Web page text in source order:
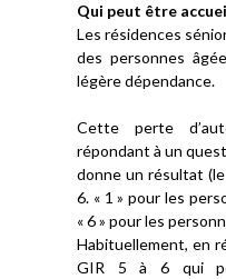
Qui peut être
Les résidences
des personnes
légère dépendance.
Cette perte
répondant à un
donne un résultat (le
6. « 1 » pour les
« 6 » pour les
Habituellement, en
GIR 5 à 6 qui